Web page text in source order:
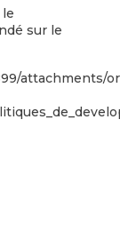
sur le
attachments/